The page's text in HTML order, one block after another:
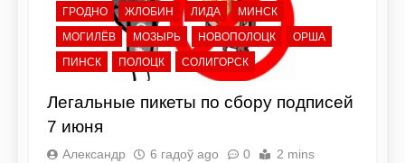
ГРОДНО
ЖЛОБИН ЛИДА
МИНСК
МОГИЛЁВ
МОЗЫРЬ НОВОПОЛОЦК
ОРША
ПИНСК
ПОЛОЦК СОЛИГОРСК
Легальные пикеты по сбору подписей
7 июня
Александр 6 гадоў ago 0 2 mins